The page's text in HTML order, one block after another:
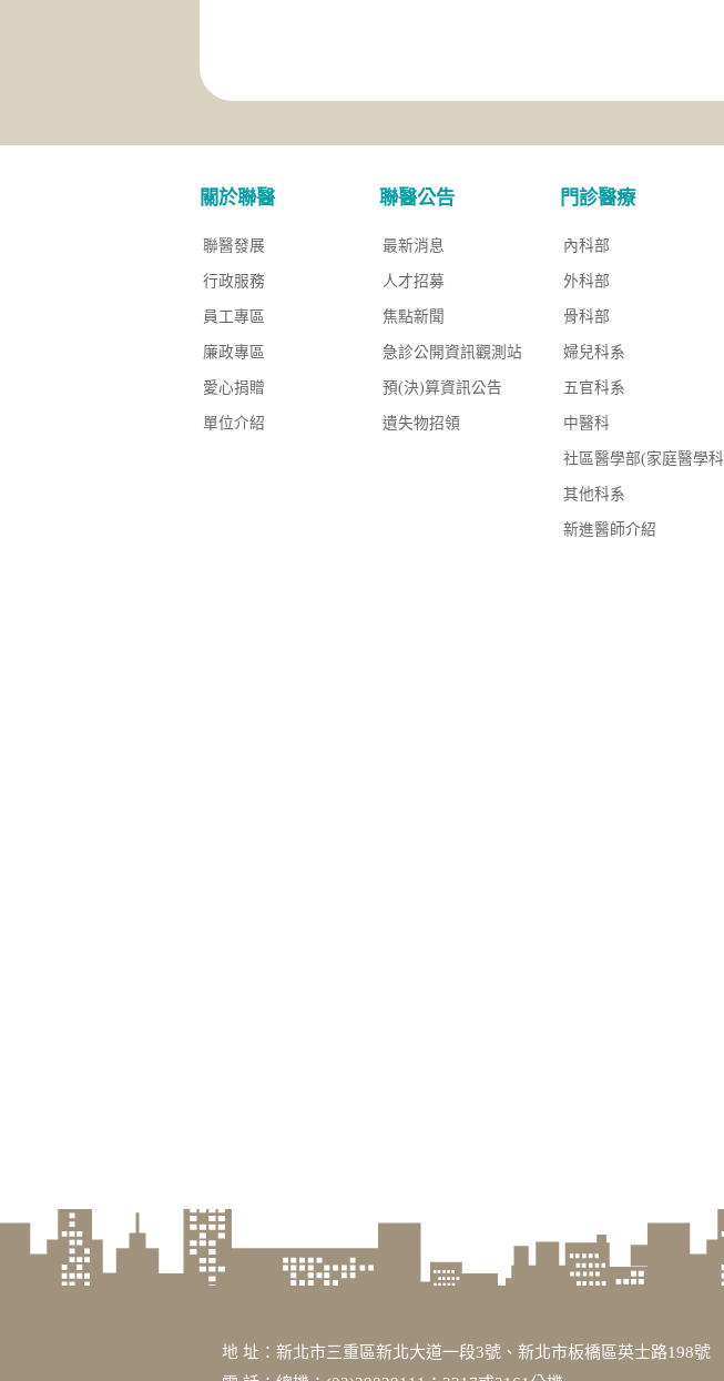
關於聯醫
聯醫發展
行政服務
員工專區
廉政專區
愛心捐贈
單位介紹
聯醫公告
最新消息
人才招募
焦點新聞
急診公開資訊觀測站
預(決)算資訊公告
遺失物招領
門診醫療
內科部
外科部
骨科部
婦兒科系
五官科系
中醫科
社區醫學部(家庭醫學
其他科系
新進醫師介紹
地 址：新北市三重區新北大道一段3號、新北市板橋區英士路198號